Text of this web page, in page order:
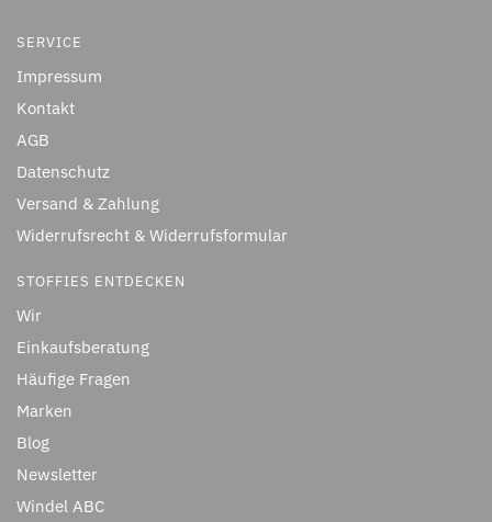
SERVICE
Impressum
Kontakt
AGB
Datenschutz
Versand & Zahlung
Widerrufsrecht & Widerrufsformular
STOFFIES ENTDECKEN
Wir
Einkaufsberatung
Häufige Fragen
Marken
Blog
Newsletter
Windel ABC